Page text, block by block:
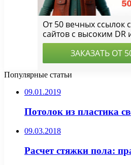
Популярные статьи
09.01.2019
Потолок из пластика
09.03.2018
Расчет стяжки пола: